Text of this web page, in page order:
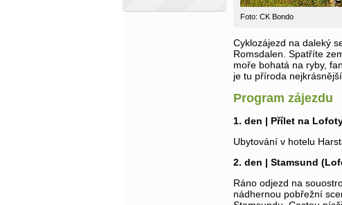
Foto: CK Bondo
Cyklozájezd na daleký
Romsdalen. Spatříte
moře bohatá na ryby,
je tu příroda
Program zájezdu
1. den | Přílet na
Ubytování v hotelu
2. den | Stamsund
Ráno odjezd na
nádhernou pobřežní